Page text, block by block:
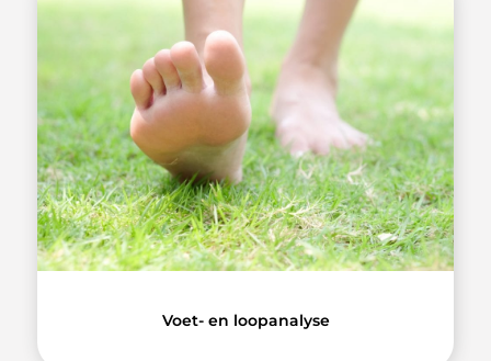
Voet- en loopanalyse